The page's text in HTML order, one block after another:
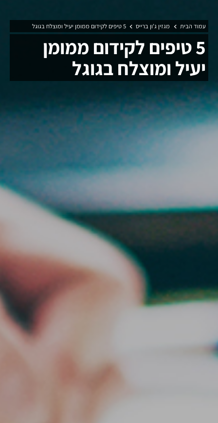
עמוד הבית מגזין ג'ון ברייס 5 טיפים לקידום ממומן יעיל ומוצלח בגוגל
5 טיפים לקידום ממומן
יעיל ומוצלח בגוגל